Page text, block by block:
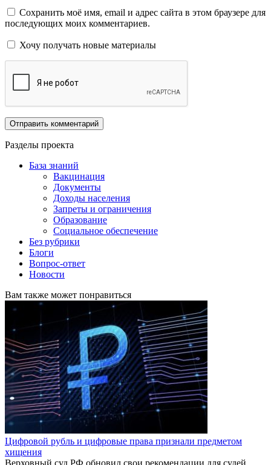
Сохранить моё имя, email и адрес сайта в этом браузере для
последующих моих комментариев.
Хочу получать новые материалы
Разделы проекта
База знаний
Вакцинация
Документы
Доходы населения
Запреты и ограничения
Образование
Социальное обеспечение
Без рубрики
Блоги
Вопрос-ответ
Новости
Вам также может понравиться
Цифровой рубль и цифровые права признали предметом
хищения